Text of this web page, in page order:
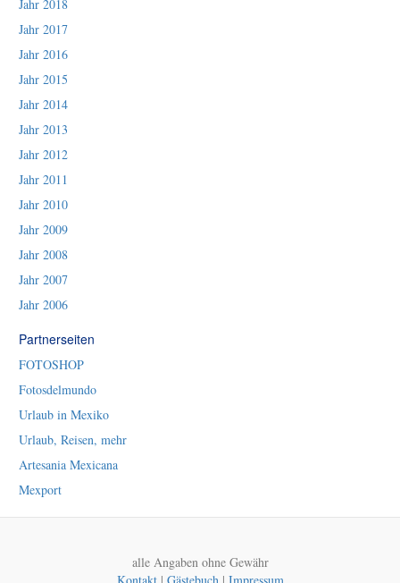
Jahr 2018
Jahr 2017
Jahr 2016
Jahr 2015
Jahr 2014
Jahr 2013
Jahr 2012
Jahr 2011
Jahr 2010
Jahr 2009
Jahr 2008
Jahr 2007
Jahr 2006
Partnerseiten
FOTOSHOP
Fotosdelmundo
Urlaub in Mexiko
Urlaub, Reisen, mehr
Artesania Mexicana
Mexport
alle Angaben ohne Gewähr